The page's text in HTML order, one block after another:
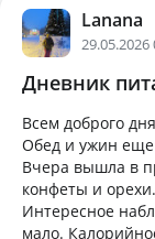
Lanana
29.05.2026
Дневник
Всем доброго
Обед и ужин
Вчера вышла в
конфеты и
Интересное
мало.